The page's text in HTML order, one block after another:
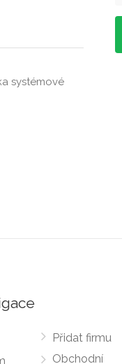
systémové
Přidat firmu
Obchodní